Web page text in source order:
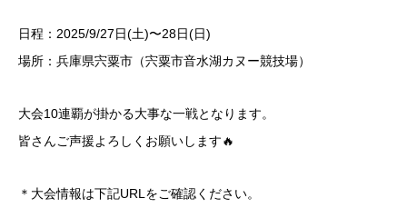
日程：2025/9/27日(土)〜28日(日)
場所：兵庫県宍粟市（宍粟市音水湖カヌー競技場）
大会10連覇が掛かる大事な一戦となります。
皆さんご声援よろしくお願いします🔥
＊大会情報は下記URLをご確認ください。